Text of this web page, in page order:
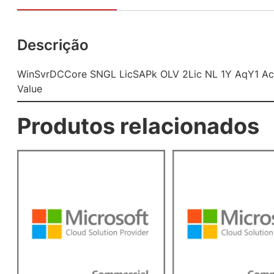
Descrição
WinSvrDCCore SNGL LicSAPk OLV 2Lic NL 1Y AqY1
Value
Produtos relacionados